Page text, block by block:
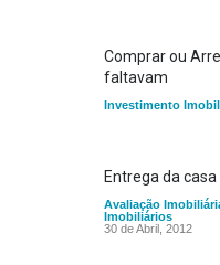
Comprar ou
faltavam
Investimento
Entrega da
Avaliação
Imobiliários
30 de Abril, 2012